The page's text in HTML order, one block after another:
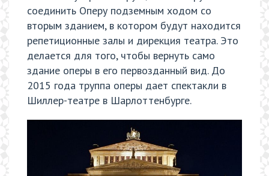
соединить Оперу подземным ходом со
вторым зданием, в котором будут находится
репетиционные залы и дирекция театра. Это
делается для того, чтобы вернуть само
здание оперы в его первозданный вид. До
2015 года труппа оперы дает спектакли в
Шиллер-театре в Шарлоттенбурге.